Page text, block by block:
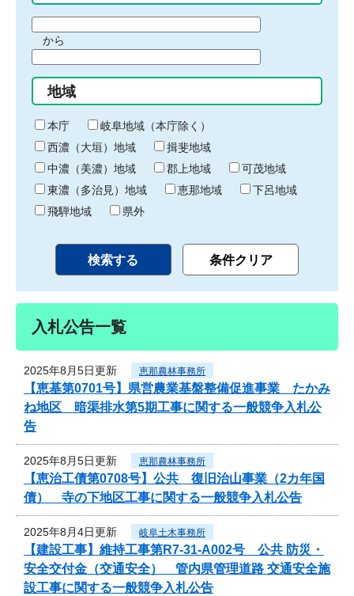
間
始
り
から
間
終
わ
り
地域
本庁
岐阜地域（本庁除く）
西濃（大垣）地域
揖斐地域
中濃（美濃）地域
郡上地域
可茂地域
東濃（多治見）地域
恵那地域
下呂地域
飛騨地域
県外
入札公告一覧
2025年8月5日更新 恵那農林事務所
【恵基第0701号】県営農業基盤整備促進事業 たかみ
ね地区 暗渠排水第5期工事に関する一般競争入札公
告
2025年8月5日更新 恵那農林事務所
【恵治工債第0708号】公共 復旧治山事業（2カ年国
債） 寺の下地区工事に関する一般競争入札公告
2025年8月4日更新 岐阜土木事務所
【建設工事】維持工事第R7-31-A002号 公共 防災・
安全交付金（交通安全） 管内県管理道路 交通安全施
設工事に関する一般競争入札公告